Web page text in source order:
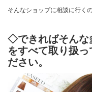
そんなショップに相談に行く
◇できればそんな
をすべて取り扱
ださい。